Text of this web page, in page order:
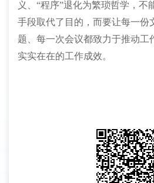
义、“程序”退化为繁琐哲学，不
手段取代了目的，而要让每一份
题、每一次会议都致力于推动工
实实在在的工作成效。